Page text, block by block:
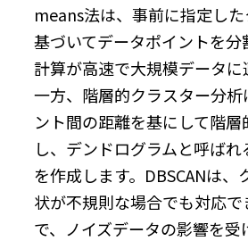
means法は、事前に指定し
基づいてデータポイントを分
計算が高速で大規模データに
一方、階層的クラスター分析
ント間の距離を基にして階
し、デンドログラムと呼ば
を作成します。DBSCANは、
状が不規則な場合でも対応
で、ノイズデータの影響を